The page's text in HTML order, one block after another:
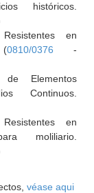
históricos.
en
(0810/0376 -
Elementos
Continuos.
en
moliliario.
véase aqui